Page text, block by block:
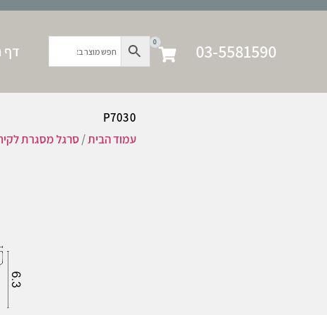
03-5581590
0
דף
P7030
עמוד הבית/ סרגל מסגרת